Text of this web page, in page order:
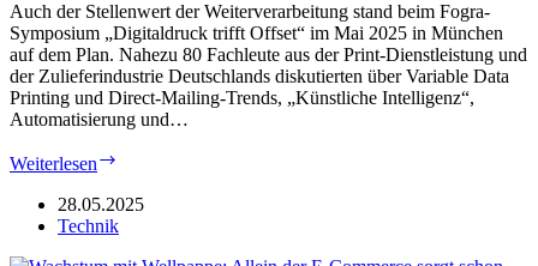
Auch der Stellenwert der Weiterverarbeitung stand beim Fogra-
Symposium „Digitaldruck trifft Offset“ im Mai 2025 in München
auf dem Plan. Nahezu 80 Fachleute aus der Print-Dienstleistung und
der Zulieferindustrie Deutschlands diskutierten über Variable Data
Printing und Direct-Mailing-Trends, „Künstliche Intelligenz“,
Automatisierung und…
Weiterlesen
mit
Punktlandung
28.05.2025
Technik